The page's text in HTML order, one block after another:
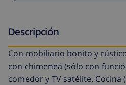
Descripción
Con mobiliario bonito y
con chimenea (sólo con
comedor y TV satélite. Cocina